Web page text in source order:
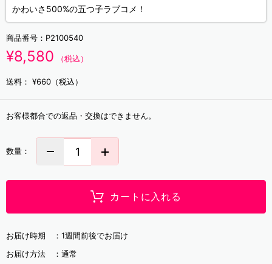
かわいさ500%の五つ子ラブコメ！
商品番号： P2100540
¥8,580 （税込）
送料： ¥660（税込）
お客様都合での返品・交換はできません。
数量：
カートに入れる
お届け時期 ： 1週間前後でお届け
お届け方法 ： 通常